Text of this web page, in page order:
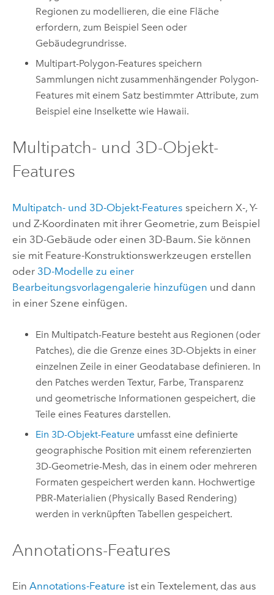
Regionen zu modellieren, die eine Fläche
erfordern, zum Beispiel Seen oder
Gebäudegrundrisse.
Multipart-Polygon-Features speichern
Sammlungen nicht zusammenhängender Polygon-
Features mit einem Satz bestimmter Attribute, zum
Beispiel eine Inselkette wie Hawaii.
Multipatch- und 3D-Objekt-
Features
Multipatch- und 3D-Objekt-Features speichern X-, Y-
und Z-Koordinaten mit ihrer Geometrie, zum Beispiel
ein 3D-Gebäude oder einen 3D-Baum. Sie können
sie mit Feature-Konstruktionswerkzeugen erstellen
oder 3D-Modelle zu einer
Bearbeitungsvorlagengalerie hinzufügen und dann
in einer Szene einfügen.
Ein Multipatch-Feature besteht aus Regionen (oder
Patches), die die Grenze eines 3D-Objekts in einer
einzelnen Zeile in einer Geodatabase definieren. In
den Patches werden Textur, Farbe, Transparenz
und geometrische Informationen gespeichert, die
Teile eines Features darstellen.
Ein 3D-Objekt-Feature umfasst eine definierte
geographische Position mit einem referenzierten
3D-Geometrie-Mesh, das in einem oder mehreren
Formaten gespeichert werden kann. Hochwertige
PBR-Materialien (Physically Based Rendering)
werden in verknüpften Tabellen gespeichert.
Annotations-Features
Ein Annotations-Feature ist ein Textelement, das aus